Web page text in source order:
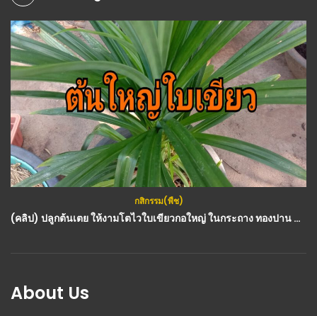
กสิกรรม(พืช)
(คลิป) ปลูกต้นเตย ให้งามโตไวใบเขียวกอใหญ่ ในกระถาง ทองปาน ปลูกผัก : วีดีโอ เกษตร
About Us